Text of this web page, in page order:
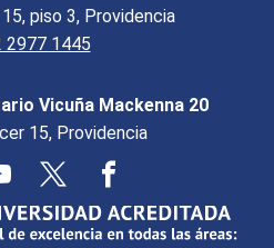
piso 3, Providencia
2977 1445
Vicuña Mackenna 20
15, Providencia